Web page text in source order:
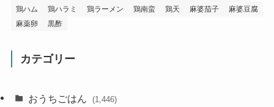
鶏ハム
鶏ハラミ 鶏ラーメン 鶏南蛮 鶏天 麻婆茄子
麻婆豆腐
麻薬卵
黒酢
カテゴリー
おうちごはん (1,446)